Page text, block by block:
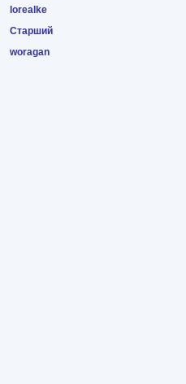
lorealke
Старший
woragan